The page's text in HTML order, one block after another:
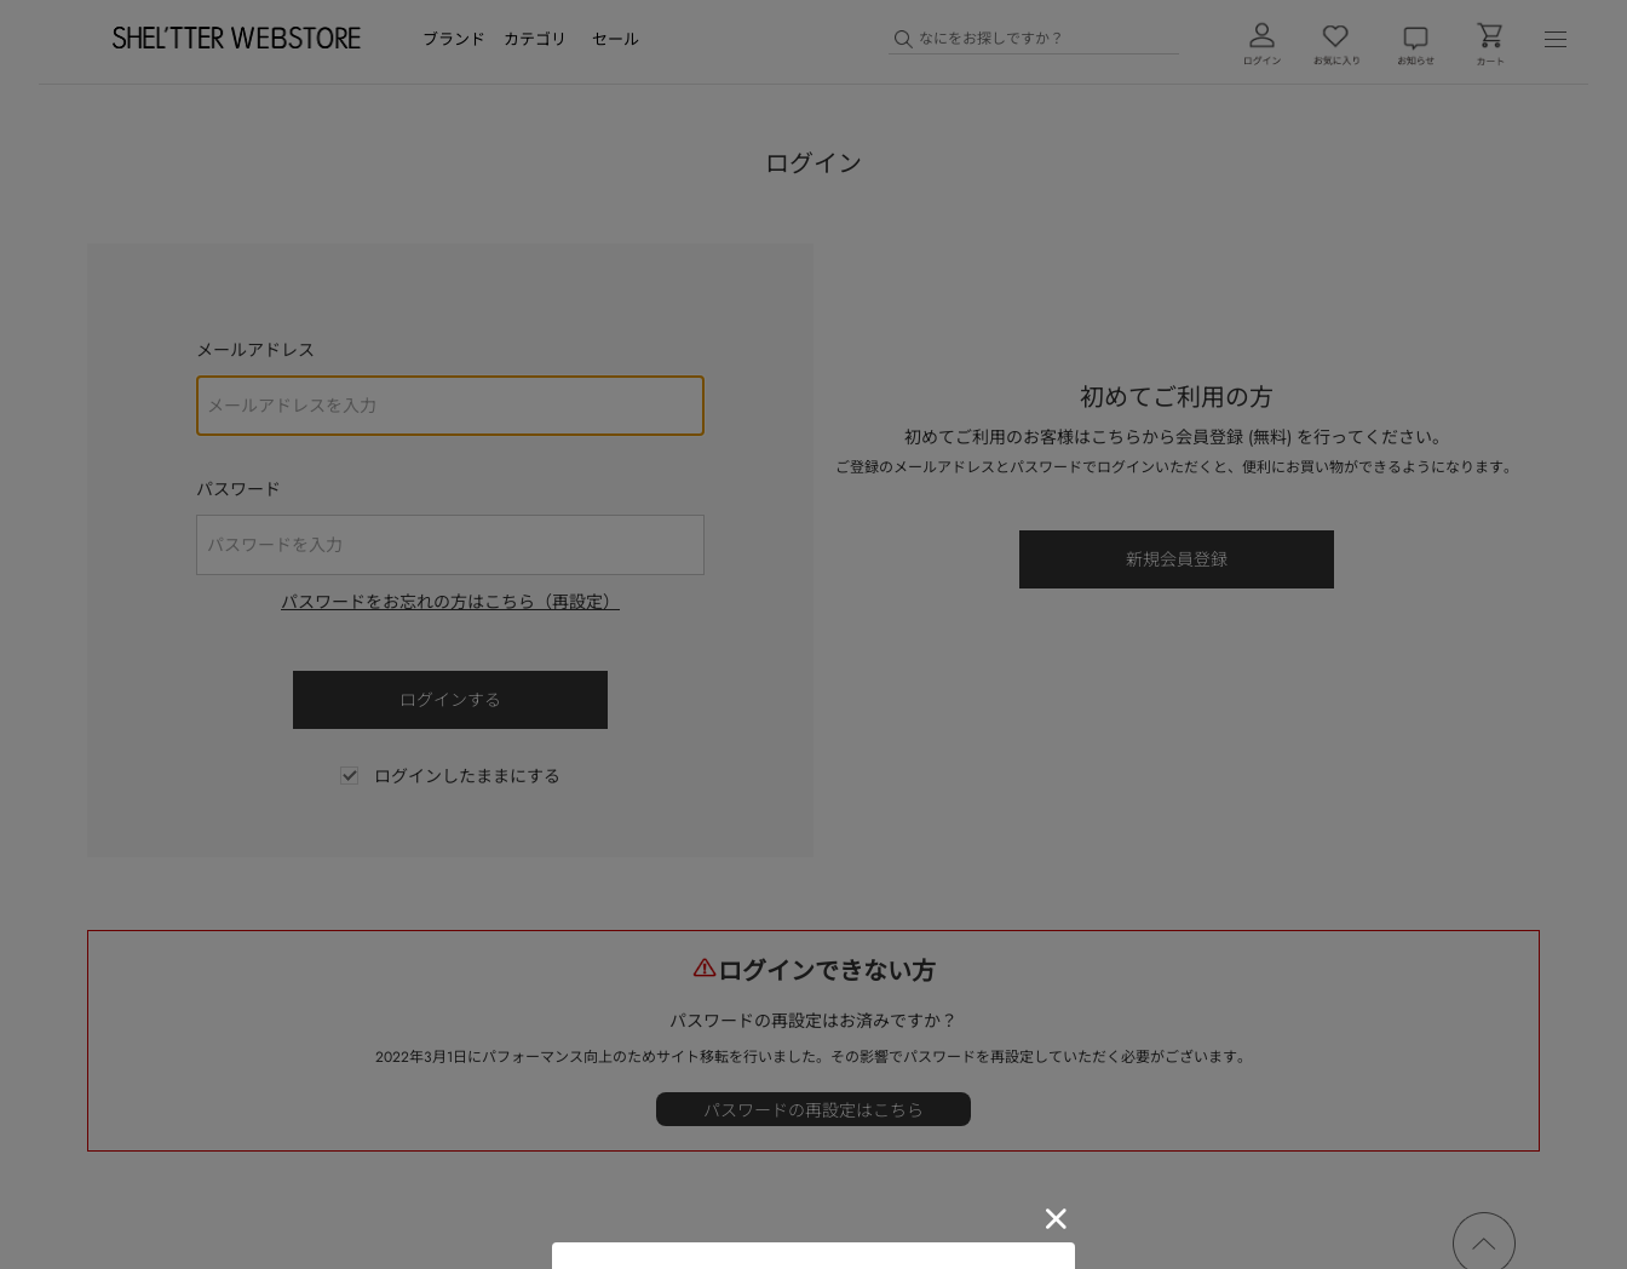
ブランド カテゴリ セール
ログイン
メールアドレス
パスワード
パスワードをお忘れの方はこちら（再設定）
ログインしたままにする
初めてご利用の方
初めてご利用のお客様はこちらから会員登録 (無料) を行ってください。
ご登録のメールアドレスとパスワードでログインいただくと、便利にお買い物ができるようになります。
ログインできない方
パスワードの再設定はお済みですか？
2022年3月1日にパフォーマンス向上のためサイト移転を行いました。その影響でパスワードを再設定していただく必要がございます。
ページ
トップ